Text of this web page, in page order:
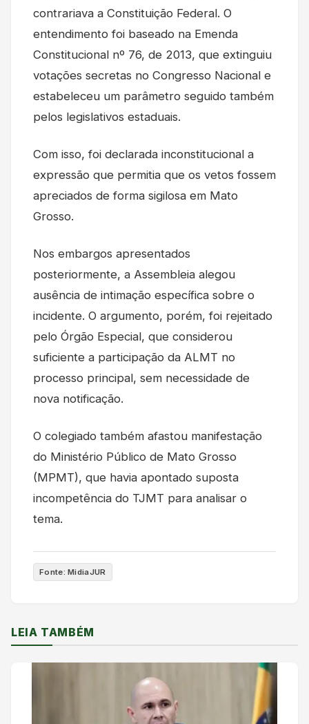
contrariava a Constituição Federal. O
entendimento foi baseado na Emenda
Constitucional nº 76, de 2013, que extinguiu
votações secretas no Congresso Nacional e
estabeleceu um parâmetro seguido também
pelos legislativos estaduais.
Com isso, foi declarada inconstitucional a
expressão que permitia que os vetos fossem
apreciados de forma sigilosa em Mato
Grosso.
Nos embargos apresentados
posteriormente, a Assembleia alegou
ausência de intimação específica sobre o
incidente. O argumento, porém, foi rejeitado
pelo Órgão Especial, que considerou
suficiente a participação da ALMT no
processo principal, sem necessidade de
nova notificação.
O colegiado também afastou manifestação
do Ministério Público de Mato Grosso
(MPMT), que havia apontado suposta
incompetência do TJMT para analisar o
tema.
Fonte: MidiaJUR
LEIA TAMBÉM